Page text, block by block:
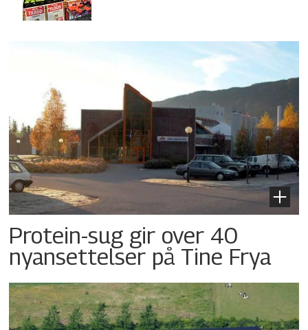
Protein-sug gir over 40
nyansettelser på Tine Frya